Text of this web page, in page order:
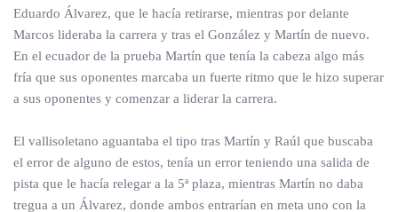
Eduardo Álvarez, que le hacía retirarse, mientras por delante
Marcos lideraba la carrera y tras el González y Martín de nuevo.
En el ecuador de la prueba Martín que tenía la cabeza algo más
fría que sus oponentes marcaba un fuerte ritmo que le hizo superar
a sus oponentes y comenzar a liderar la carrera.
El vallisoletano aguantaba el tipo tras Martín y Raúl que buscaba
el error de alguno de estos, tenía un error teniendo una salida de
pista que le hacía relegar a la 5ª plaza, mientras Martín no daba
tregua a un Álvarez, donde ambos entrarían en meta uno con la